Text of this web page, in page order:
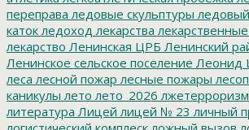
переправа ледовые скульптуры
каток ледоход лекарства
лекарство Ленинская ЦРБ Ленинский
Ленинское сельское поселение Леонид
леса лесной пожар лесные пожары
каникулы лето лето_2026 лжетерроризм
литература Лицей лицей № 23 личный